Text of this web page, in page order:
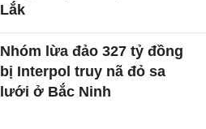
Lắk
Nhóm lừa đảo 327 tỷ đồng
bị Interpol truy nã đỏ sa
lưới ở Bắc Ninh